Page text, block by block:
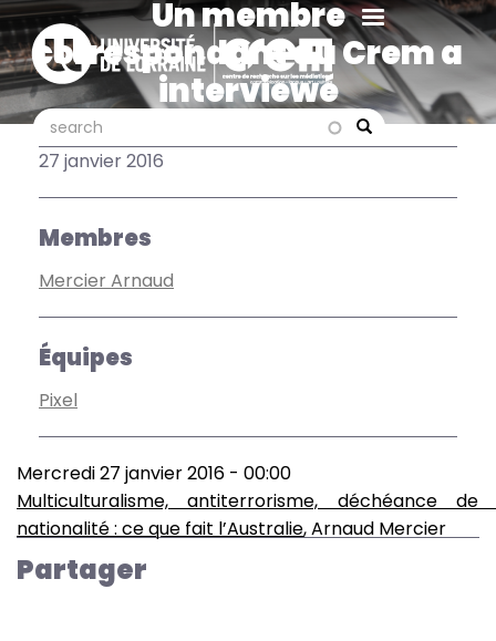
Aller
au
contenu
principal
Search
search search
Un membre
correspondant du Crem a
interviewé
l'ambassadeur
d'Australie en France, The
Conversation France
27 janvier 2016
Membres
Mercier Arnaud
Équipes
Pixel
Mercredi 27 janvier 2016 - 00:00
Multiculturalisme, antiterrorisme, déchéance de
nationalité : ce que fait l’Australie, Arnaud Mercier
Partager